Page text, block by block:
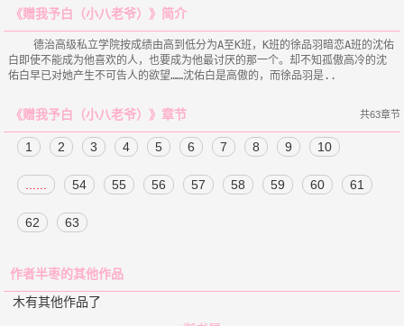
《赠我予白（小八老爷）》简介
    德治高级私立学院按成绩由高到低分为A至K班，K班的徐品羽暗恋A班的沈佑
白即使不能成为他喜欢的人，也要成为他最讨厌的那一个。却不知孤傲高冷的沈
《赠我予白（小八老爷）》章节 共63章节
1 2 3 4 5 6 7 8 9 10
...... 54 55 56 57 58 59 60 61
62 63
作者半枣的其他作品
木有其他作品了